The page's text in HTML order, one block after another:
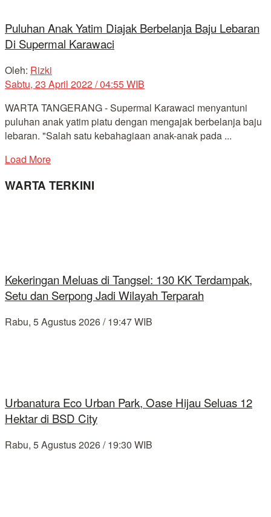
Puluhan Anak Yatim Diajak Berbelanja Baju Lebaran
Di Supermal Karawaci
Oleh: Rizki
Sabtu, 23 April 2022 / 04:55 WIB
WARTA TANGERANG - Supermal Karawaci menyantuni
puluhan anak yatim piatu dengan mengajak berbelanja baju
lebaran. "Salah satu kebahagiaan anak-anak pada ...
Load More
WARTA TERKINI
Kekeringan Meluas di Tangsel: 130 KK Terdampak,
Setu dan Serpong Jadi Wilayah Terparah
Rabu, 5 Agustus 2026 / 19:47 WIB
Urbanatura Eco Urban Park, Oase Hijau Seluas 12
Hektar di BSD City
Rabu, 5 Agustus 2026 / 19:30 WIB